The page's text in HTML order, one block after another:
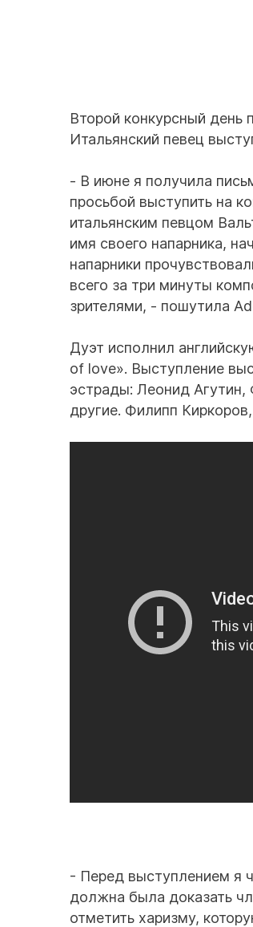
Второй конкурсный день
Итальянский певец
- В июне я получила
просьбой выступить на
итальянским певцом
имя своего напарника,
напарники
всего за три минуты
зрителями, - пошутила
Дуэт исполнил
of love». Выступление
эстрады: Леонид Агутин,
другие. Филипп
- Перед выступлением я
должна была доказать
отметить харизму,